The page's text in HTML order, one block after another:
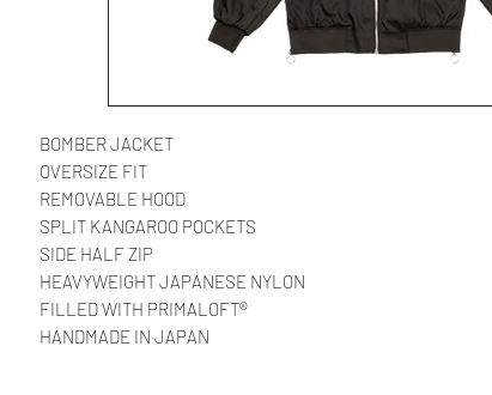
BOMBER JACKET
OVERSIZE FIT
REMOVABLE HOOD
SPLIT KANGAROO POCKETS
SIDE HALF ZIP
HEAVYWEIGHT JAPANESE NYLON
FILLED WITH PRIMALOFT®
HANDMADE IN JAPAN